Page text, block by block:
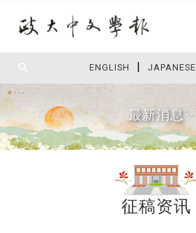
ENGLISH | JAPANESE
最新消息
征稿资讯